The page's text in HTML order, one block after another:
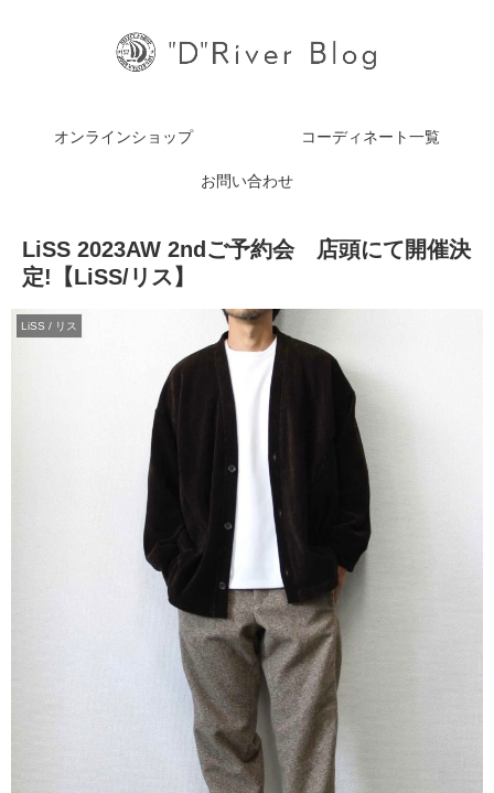
オンラインショップ コーディネート一覧
お問い合わせ
LiSS 2023AW 2ndご予約会 店頭にて開催決
定!【LiSS/リス】
LiSS / リス